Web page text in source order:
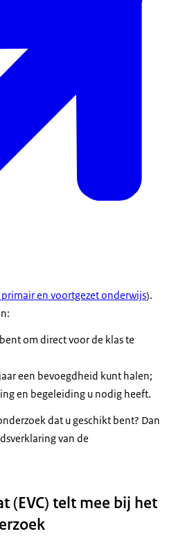
en voortgezet onderwijs).
om direct voor de klas te
een bevoegdheid kunt halen;
en begeleiding u nodig heeft.
dat u geschikt bent? Dan
van de
(EVC) telt mee bij het